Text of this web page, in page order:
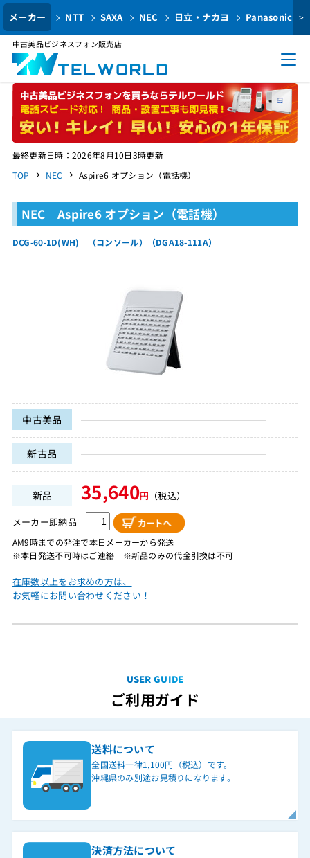
メーカー NTT SAXA NEC 日立・ナカヨ Panasonic >
中古美品ビジネスフォン販売店
最終更新日時：2026年8月10日3時更新
TOP
NEC Aspire6 オプション（電話機）
NEC Aspire6 オプション（電話機）
DCG-60-1D(WH) （コンソール）（DGA18-111A）
中古美品
新古品
新品 35,640円 （税込）
メーカー即納品
AM9時までの発注で本日メーカーから発送
※本日発送不可時はご連絡 ※新品のみの代金引換は不可
在庫数以上をお求めの方は、
お気軽にお問い合わせください！
USER GUIDE
ご利用ガイド
送料について
全国送料一律1,100円（税込）です。
沖縄県のみ別途お見積りになります。
決済方法について